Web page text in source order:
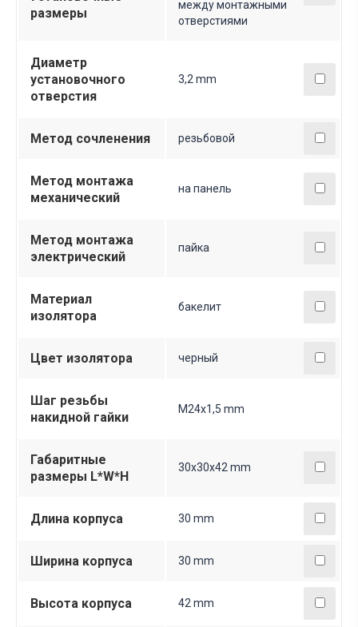
размеры
между монтажными
отверстиями
Диаметр
установочного
отверстия
3,2 mm
Метод сочленения резьбовой
Метод монтажа
механический
на панель
Метод монтажа
электрический
пайка
Материал
изолятора
бакелит
Цвет изолятора черный
Шаг резьбы
накидной гайки
M24х1,5 mm
Габаритные
размеры L*W*H
30х30х42 mm
Длина корпуса 30 mm
Ширина корпуса 30 mm
Высота корпуса 42 mm